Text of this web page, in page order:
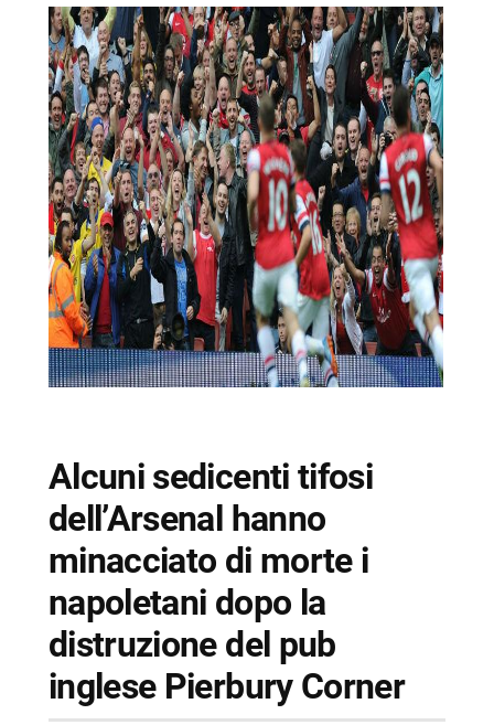
Alcuni sedicenti tifosi
dell’Arsenal hanno
minacciato di morte i
napoletani dopo la
distruzione del pub
inglese Pierbury Corner